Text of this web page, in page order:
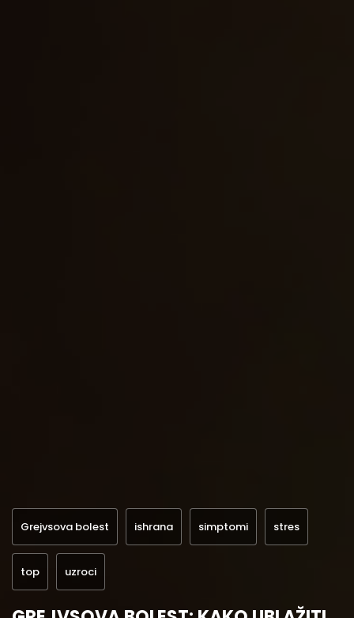
Grejvsova bolest ishrana simptomi stres
top uzroci